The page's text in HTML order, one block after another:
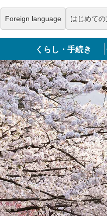
へ
Foreign language はじめて
くらし・手続き